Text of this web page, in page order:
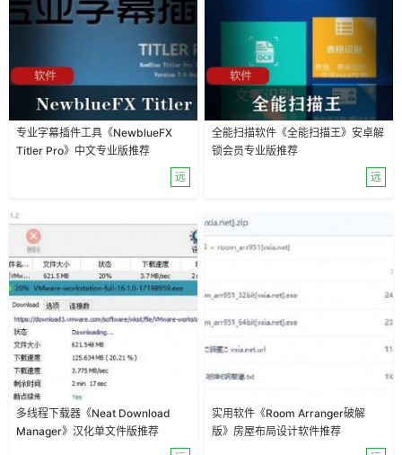
专业字幕插件工具《NewblueFX
Titler Pro》中文专业版推荐
远
全能扫描软件《全能扫描王》安卓解
锁会员专业版推荐
远
多线程下载器《Neat Download
Manager》汉化单文件版推荐
实用软件《Room Arranger破解
版》房屋布局设计软件推荐